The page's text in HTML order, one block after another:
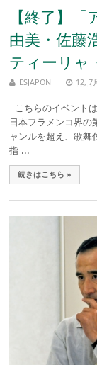
【終了】
由美・佐藤
ティーリャ
ESJAPON 12, 7
こちらのイベント
日本フラメンコ界の
ャンルを超え、歌舞
指 ...
続きはこちら »